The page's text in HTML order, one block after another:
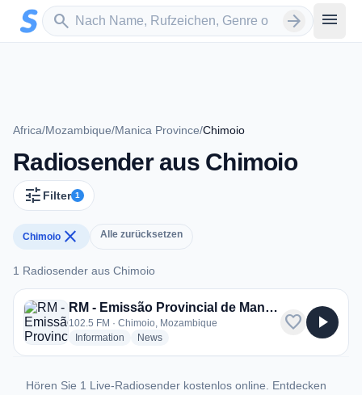
Zum Hauptinhalt springen
search
Sender suchen arrow_forward menu
Africa/Mozambique/Manica Province/Chimoio
Radiosender aus Chimoio
tune Filter 1
Chimoio close Alle zurücksetzen
1 Radiosender aus Chimoio
1 Radiosender aus Chimoio
RM - Emissão Provincial de Manica
102.5 FM · Chimoio, Mozambique
Information radio stations
Newsradio stations
favorite play_arrow
Hören Sie 1 Live-Radiosender kostenlos online. Entdecken